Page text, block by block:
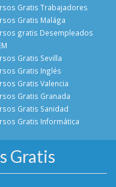
Gratis Trabajadores
Gratis Malága
gratis Desempleados
Gratis Sevilla
Gratis Inglés
Gratis Valencia
Gratis Granada
Gratis Sanidad
Gratis Informática
Gratis